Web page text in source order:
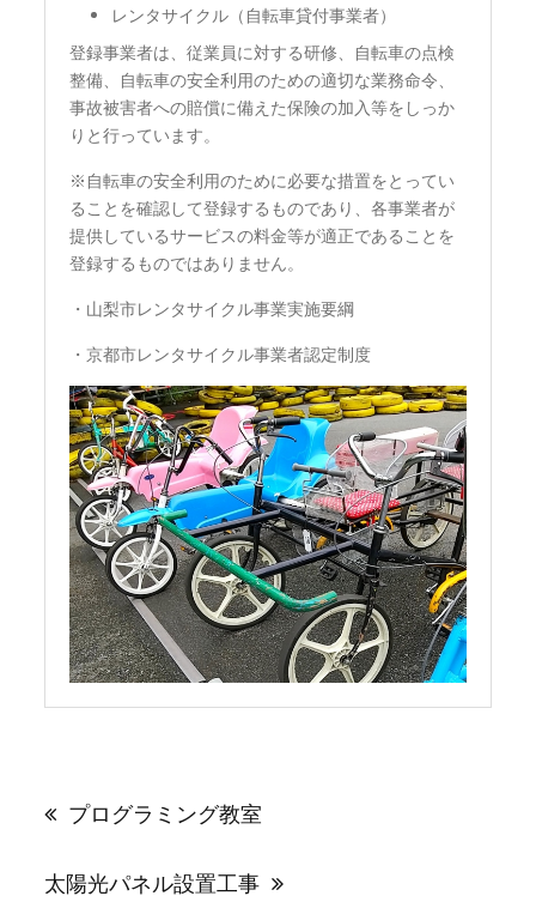
レンタサイクル（自転車貸付事業者）
登録事業者は、従業員に対する研修、自転車の点検
整備、自転車の安全利用のための適切な業務命令、
事故被害者への賠償に備えた保険の加入等をしっか
りと行っています。
※自転車の安全利用のために必要な措置をとってい
ることを確認して登録するものであり、各事業者が
提供しているサービスの料金等が適正であることを
登録するものではありません。
・山梨市レンタサイクル事業実施要綱
・京都市レンタサイクル事業者認定制度
ナ
ゲ
プログラミング教室
太陽光パネル設置工事